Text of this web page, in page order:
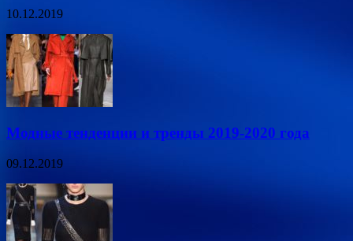
10.12.2019
Модные тенденции и тренды 2019-2020 года
09.12.2019